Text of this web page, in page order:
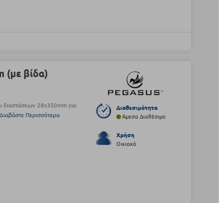
(με βίδα)
διαστάσεων 28x350mm για
Διαβάστε Περισσότερα
Διαθεσιμότητα
Άμεσα Διαθέσιμο
Χρήση
Οικιακό